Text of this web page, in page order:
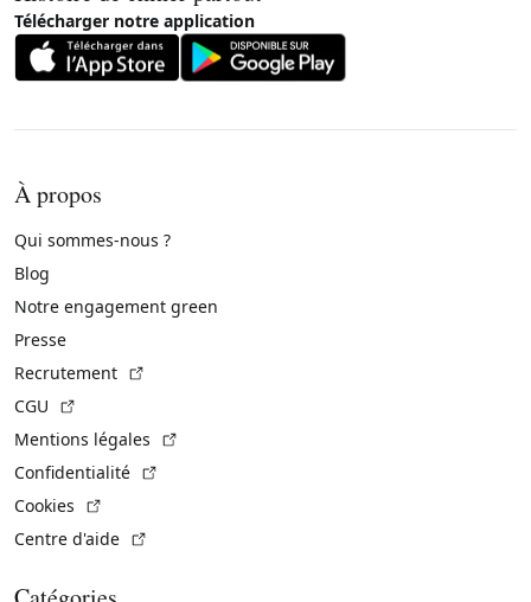
Télécharger notre application
À propos
Qui sommes-nous ?
Blog
Notre engagement green
Presse
Recrutement
CGU
Mentions légales
Confidentialité
Cookies
Centre d'aide